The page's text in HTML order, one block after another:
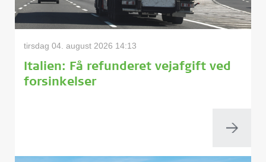
tirsdag 04. august 2026 14:13
Italien: Få refunderet vejafgift ved
forsinkelser